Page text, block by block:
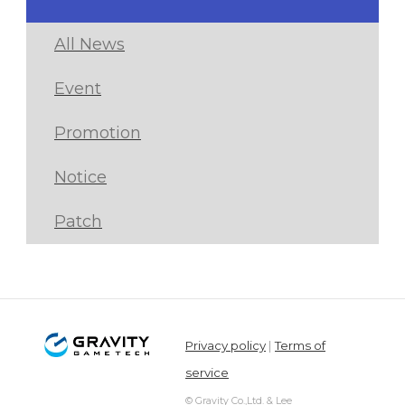
All News
Event
Promotion
Notice
Patch
Privacy policy |Terms of
service
© Gravity Co.,Ltd. & Lee